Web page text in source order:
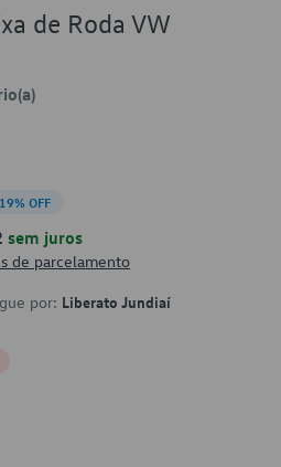
de Roda VW
OFF
sem juros
de parcelamento
por: Liberato Jundiaí